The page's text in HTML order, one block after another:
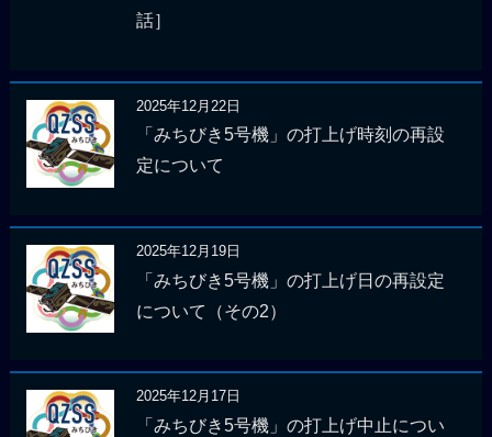
話］
2025年12月22日
「みちびき5号機」の打上げ時刻の再設
定について
2025年12月19日
「みちびき5号機」の打上げ日の再設定
について（その2）
2025年12月17日
「みちびき5号機」の打上げ中止につい